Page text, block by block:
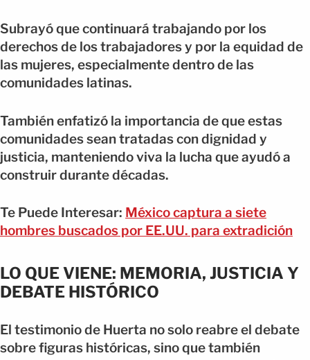
Subrayó que continuará trabajando por los
derechos de los trabajadores y por la equidad de
las mujeres, especialmente dentro de las
comunidades latinas.
También enfatizó la importancia de que estas
comunidades sean tratadas con dignidad y
justicia, manteniendo viva la lucha que ayudó a
construir durante décadas.
Te Puede Interesar: México captura a siete
hombres buscados por EE.UU. para extradición
LO QUE VIENE: MEMORIA, JUSTICIA Y
DEBATE HISTÓRICO
El testimonio de Huerta no solo reabre el debate
sobre figuras históricas, sino que también